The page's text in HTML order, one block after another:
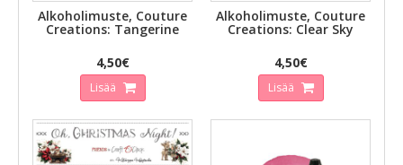
Alkoholimuste, Couture
Creations: Tangerine
4,50€
Lisää
Alkoholimuste, Couture
Creations: Clear Sky
4,50€
Lisää